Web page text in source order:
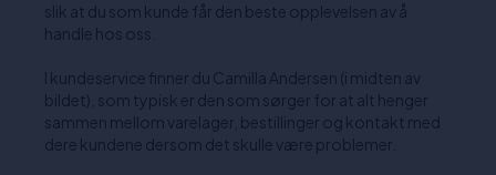
slik at du som kunde får den beste opplevelsen av å
handle hos oss.
I kundeservice finner du Camilla Andersen (i midten av
bildet), som typisk er den som sørger for at alt henger
sammen mellom varelager, bestillinger og kontakt med
dere kundene dersom det skulle være problemer.